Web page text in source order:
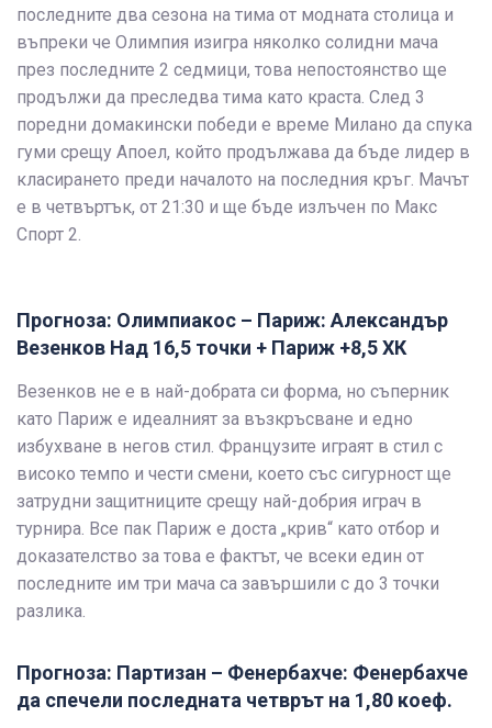
последните два сезона на тима от модната столица и
въпреки че Олимпия изигра няколко солидни мача
през последните 2 седмици, това непостоянство ще
продължи да преследва тима като краста. След 3
поредни домакински победи е време Милано да спука
гуми срещу Апоел, който продължава да бъде лидер в
класирането преди началото на последния кръг. Мачът
е в четвъртък, от 21:30 и ще бъде излъчен по Макс
Спорт 2.
Прогноза: Олимпиакос – Париж: Александър
Везенков Над 16,5 точки + Париж +8,5 ХК
Везенков не е в най-добрата си форма, но съперник
като Париж е идеалният за възкръсване и едно
избухване в негов стил. Французите играят в стил с
високо темпо и чести смени, което със сигурност ще
затрудни защитниците срещу най-добрия играч в
турнира. Все пак Париж е доста „крив“ като отбор и
доказателство за това е фактът, че всеки един от
последните им три мача са завършили с до 3 точки
разлика.
Прогноза: Партизан – Фенербахче: Фенербахче
да спечели последната четврът на 1,80 коеф.